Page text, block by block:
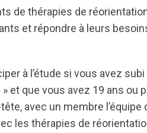
de thérapies de
et répondre à leurs
à l’étude si vous avez
et que vous avez 19 ans ou
avec un membre
les thérapies de